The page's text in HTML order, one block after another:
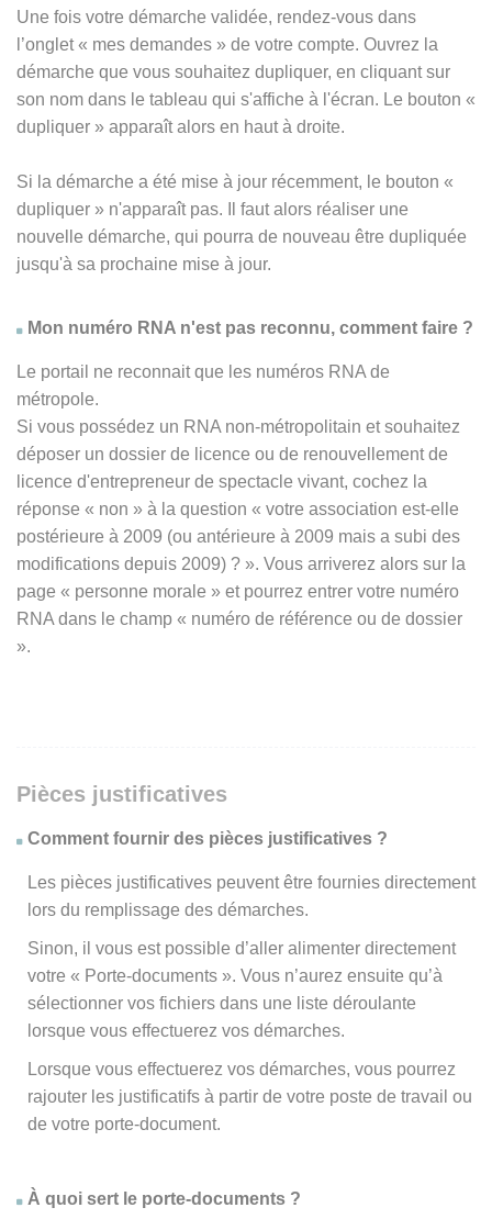
Une fois votre démarche validée, rendez-vous dans
l’onglet « mes demandes » de votre compte. Ouvrez la
démarche que vous souhaitez dupliquer, en cliquant sur
son nom dans le tableau qui s'affiche à l'écran. Le bouton «
dupliquer » apparaît alors en haut à droite.
Si la démarche a été mise à jour récemment, le bouton «
dupliquer » n'apparaît pas. Il faut alors réaliser une
nouvelle démarche, qui pourra de nouveau être dupliquée
jusqu'à sa prochaine mise à jour.
Mon numéro RNA n'est pas reconnu, comment faire ?
Le portail ne reconnait que les numéros RNA de
métropole.
Si vous possédez un RNA non-métropolitain et souhaitez
déposer un dossier de licence ou de renouvellement de
licence d'entrepreneur de spectacle vivant, cochez la
réponse « non » à la question « votre association est-elle
postérieure à 2009 (ou antérieure à 2009 mais a subi des
modifications depuis 2009) ? ». Vous arriverez alors sur la
page « personne morale » et pourrez entrer votre numéro
RNA dans le champ « numéro de référence ou de dossier
».
Pièces justificatives
Comment fournir des pièces justificatives ?
Les pièces justificatives peuvent être fournies directement
lors du remplissage des démarches.
Sinon, il vous est possible d’aller alimenter directement
votre « Porte-documents ». Vous n’aurez ensuite qu’à
sélectionner vos fichiers dans une liste déroulante
lorsque vous effectuerez vos démarches.
Lorsque vous effectuerez vos démarches, vous pourrez
rajouter les justificatifs à partir de votre poste de travail ou
de votre porte-document.
À quoi sert le porte-documents ?